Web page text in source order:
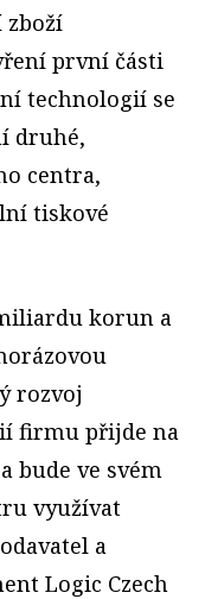
zboží
první části
technologií se
druhé,
centra,
tiskové
korun a
rozvoj
firmu přijde na
bude ve svém
využívat
a
Logic Czech